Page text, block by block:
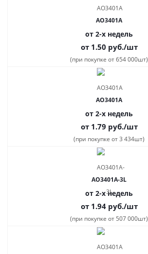
AO3401A
от 2-х недель
от 1.50 руб./шт
(при покупке от 654 000шт)
AO3401A
от 2-х недель
от 1.79 руб./шт
(при покупке от 3 434шт)
AO3401A-3L
от 2-х недель
от 1.94 руб./шт
(при покупке от 507 000шт)